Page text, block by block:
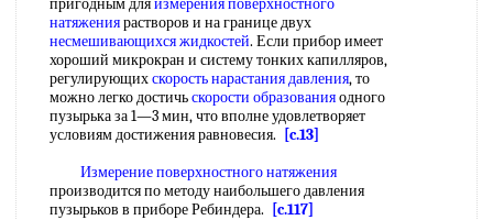
пригодным дляизмерения поверхностного
натяжениярастворов и на границе двух
несмешивающихся жидкостей. Если прибор имеет
хороший микрокран и систему тонких капилляров,
регулирующихскорость нарастания давления, то
можно легко достичьскорости образованияодного
пузырька за 1—3 мин, что вполне удовлетворяет
условиям достижения равновесия.
[c.13]
Измерение поверхностного натяжения
производится по методу наибольшего давления
пузырьков в приборе Ребиндера.
[c.117]